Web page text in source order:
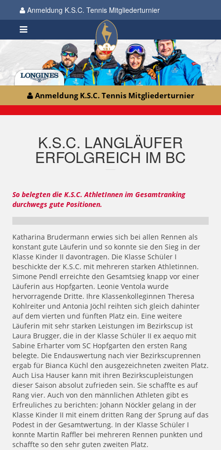
Anmeldung K.S.C. Tennis Mitgliederturnier
Anmeldung K.S.C. Tennis Mitgliederturnier
K.S.C. LANGLÄUFER
ERFOLGREICH IM BC
So belegten die K.S.C. AthletInnen im Gesamtranking
durchwegs gute Positionen.
Katharina Brudermann erwies sich bei allen Rennen als
konstant gute Läuferin und so konnte sie den Sieg in der
Klasse Kinder II davontragen. Die Klasse Schüler I
beschickte der K.S.C. mit mehreren starken Athletinnen.
Simone Pendl erreichte den Gesamtsieg knapp vor einer
Läuferin aus Hopfgarten. Leonie Ventola wurde
hervorragende Dritte. Ihre Klassenkolleginnen Theresa
Kohlreiter und Antonia Jöchl reihten sich gleich dahinter
auf dem vierten und fünften Platz ein. Eine weitere
Läuferin mit sehr starken Leistungen im Bezirkscup ist
Laura Brugger, die in der Klasse Schüler II ex aequo mit
Sabine Erharter vom SC Hopfgarten den ersten Rang
belegte. Die Endauswertung nach vier Bezirkscuprennen
ergab für Bianca Küchl den ausgezeichneten zweiten Platz.
Auch Lisa Hauser kann mit ihren Bezirkscupleistungen
dieser Saison absolut zufrieden sein. Sie schaffte es auf
Rang vier. Auch von den männlichen Athleten gibt es
Erfreuliches zu berichten: Johann Nöckler gelang in der
Klasse Kinder II mit einem dritten Rang der Sprung auf das
Podest in der Gesamtwertung. In der Klasse Schüler I
konnte Martin Raffler bei mehreren Rennen punkten und
schaffte so den sehr guten zweiten Platz.